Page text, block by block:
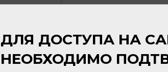
Богатый, сложный,
мармелада,
ДЛЯ ДОСТУПА НА
НЕОБХОДИМО